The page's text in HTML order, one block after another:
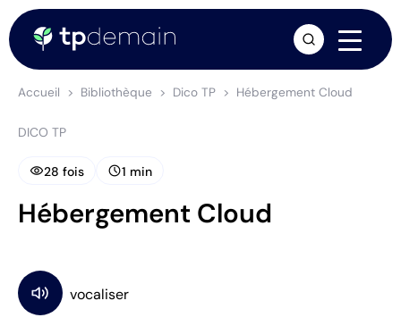
Accueil Bibliothèque Dico TP Hébergement Cloud
DICO TP
visibility28 fois schedule1 min
Hébergement Cloud
arrow_forward